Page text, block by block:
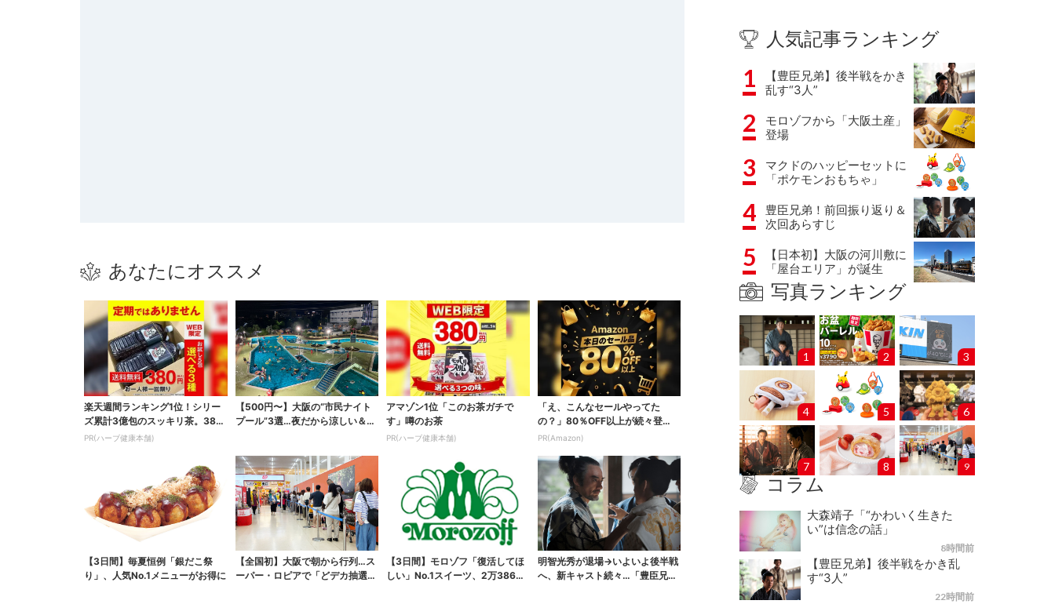
あなたにオススメ
楽天週間ランキング1位！シリー
ズ累計3億包のスッキリ茶。380
円でお試し
PR(ハーブ健康本舗)
【500円〜】大阪の“市民ナイト
プール”3選…夜だから涼しい＆コ
アマゾン1位「このお茶ガチで
す」噂のお茶
PR(ハーブ健康本舗)
「え、こんなセールやってた
の？」80％OFF以上が続々登
場！Amazonの本気が...
PR(Amazon)
【3日間】毎夏恒例「銀だこ祭
り」、人気No.1メニューがお得に
【全国初】大阪で朝から行列…ス
ーパー・ロピアで「どデカ抽選
【3日間】モロゾフ「復活してほ
しい」No.1スイーツ、2万3865
明智光秀が退場→いよいよ後半戦
へ、新キャスト続々…「豊臣兄
人気記事ランキング
1
【豊臣兄弟】後半戦をかき
乱す“3人”
2
モロゾフから「大阪土産」
登場
3
マクドのハッピーセットに
「ポケモンおもちゃ」
4
豊臣兄弟！前回振り返り＆
次回あらすじ
5
【日本初】大阪の河川敷に
「屋台エリア」が誕生
写真ランキング
1 2 3
4 5 6
7 8 9
コラム
大森靖子「“かわいく生きた
い”は信念の話」
8時間前
【豊臣兄弟】後半戦をかき乱
す“3人”
22時間前